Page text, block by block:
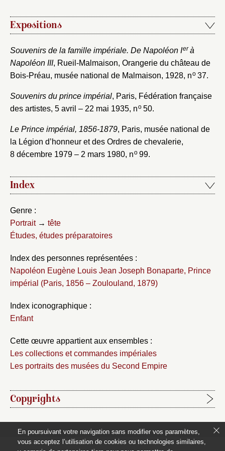
Expositions
Souvenirs de la famille impériale. De Napoléon Ierà
Napoléon III, Rueil-Malmaison, Orangerie du château de
Bois-Préau, musée national de Malmaison, 1928, no37.
Souvenirs du prince impérial, Paris, Fédération française
des artistes, 5 avril – 22 mai 1935, no50.
Le Prince impérial, 1856-1879, Paris, musée national de
la Légion d’honneur et des Ordres de chevalerie,
8 décembre 1979 – 2 mars 1980, no99.
Index
Genre :
Portrait→ tête
Études, études préparatoires
Index des personnes représentées :
Napoléon Eugène Louis Jean Joseph Bonaparte, Prince
impérial (Paris, 1856 – Zoulouland, 1879)
Index iconographique :
Enfant
Cette œuvre appartient aux ensembles :
Les collections et commandes impériales
Les portraits des musées du Second Empire
Copyrights
Étapes de publication :
2020-06-15, publication initiale de la notice rédigée par
Laure Chabanne
En poursuivant votre navigation sans modifier vos paramètres,
vous acceptez l’utilisation de cookies ou technologies similaires,